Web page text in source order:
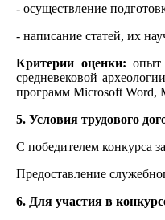
- осуществление
- написание статей, их
Критерии оценки: опыт
средневековой
программ Microsoft Word,
5. Условия трудового
С победителем конкурса
Предоставление
6. Для участия в